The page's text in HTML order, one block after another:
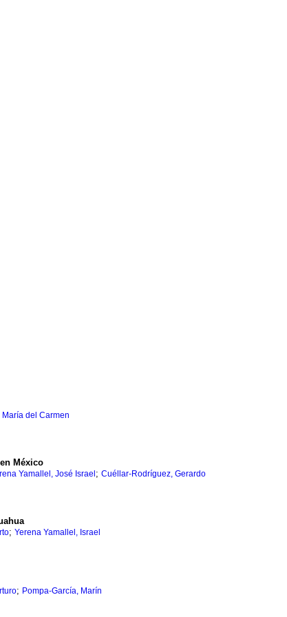
del Carmen
México
Yamallel, José Israel ; Cuéllar-Rodríguez, Gerardo
; Yerena Yamallel, Israel
; Pompa-García, Marín